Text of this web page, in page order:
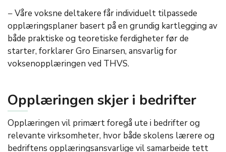
− Våre voksne deltakere får individuelt tilpassede
opplæringsplaner basert på en grundig kartlegging av
både praktiske og teoretiske ferdigheter før de
starter, forklarer Gro Einarsen, ansvarlig for
voksenopplæringen ved THVS.
Opplæringen skjer i bedrifter
Opplæringen vil primært foregå ute i bedrifter og
relevante virksomheter, hvor både skolens lærere og
bedriftens opplæringsansvarlige vil samarbeide tett